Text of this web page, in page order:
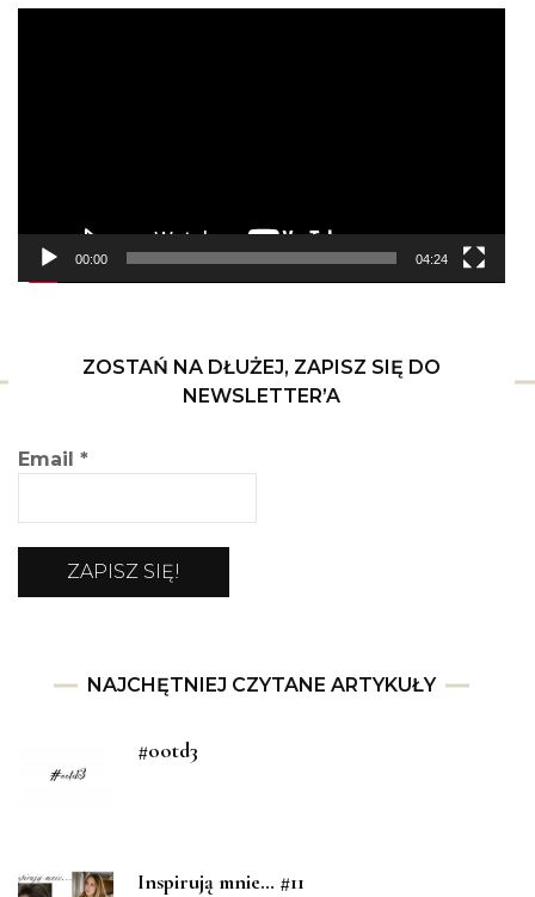
00:00 04:24
ZOSTAŃ NA DŁUŻEJ, ZAPISZ SIĘ DO
NEWSLETTER’A
Email *
NAJCHĘTNIEJ CZYTANE ARTYKUŁY
#ootd3
Inspirują mnie… #11